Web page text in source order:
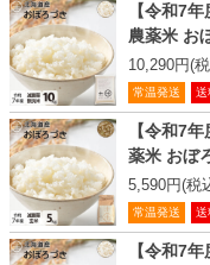
【令和7
農薬米 お
10,290円(
常温発送 送
【令和7
薬米 おぼ
5,590円(税
常温発送 送
【令和7